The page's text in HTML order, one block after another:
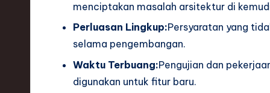
menciptakan masalah arsitektur di
Perluasan Lingkup:Persyaratan yang
selama pengembangan.
Waktu Terbuang:Pengujian dan
digunakan untuk fitur baru.